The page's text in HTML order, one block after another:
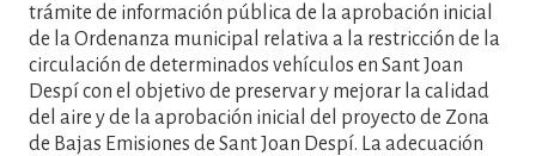
trámite de información pública de la aprobación inicial
de la Ordenanza municipal relativa a la restricción de la
circulación de determinados vehículos en Sant Joan
Despí con el objetivo de preservar y mejorar la calidad
del aire y de la aprobación inicial del proyecto de Zona
de Bajas Emisiones de Sant Joan Despí. La adecuación